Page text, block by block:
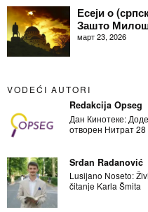
Есеји о
Зашто
март 23, 2026
VODEĆI AUTORI
Redakcija Opseg
Дан Кинотеке:
отворен Нитрат 28
Srđan Radanović
Lusijano Noseto:
čitanje Karla Šmita